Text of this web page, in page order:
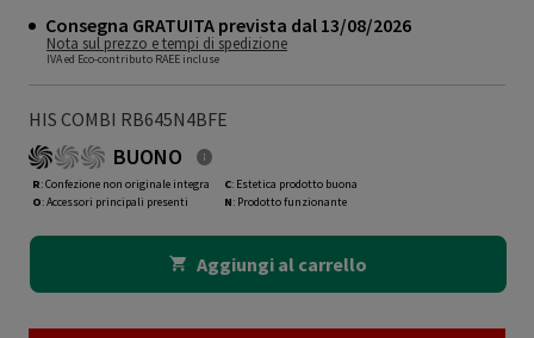
Consegna GRATUITA prevista dal 13/08/2026
Nota sul prezzo e tempi di spedizione
IVA ed Eco-contributo RAEE incluse
HIS COMBI RB645N4BFE
BUONO
R: Confezione non originale integra
O: Accessori principali presenti
C: Estetica prodotto buona
N: Prodotto funzionante
Aggiungi al carrello